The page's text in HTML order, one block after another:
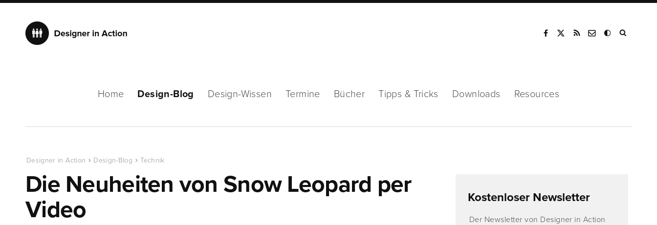
Home Design-Blog Design-Wissen Termine Bücher Tipps & Tricks Downloads Resources
Designer in Action Design-Blog Technik
Die Neuheiten von Snow Leopard per
Video
Kostenloser Newsletter
Der Newsletter von Designer in Action